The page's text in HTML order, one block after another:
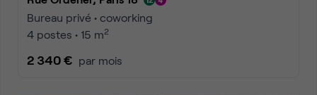
Bureau privé • coworking
4 postes • 15 m2
2 340 € par mois